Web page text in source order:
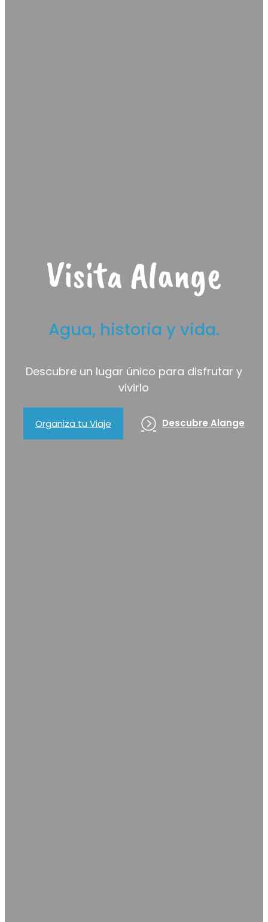
Visita Alange
Agua, historia y vida.
Descubre un lugar único para disfrutar y
vivirlo
Organiza tu Viaje Descubre Alange